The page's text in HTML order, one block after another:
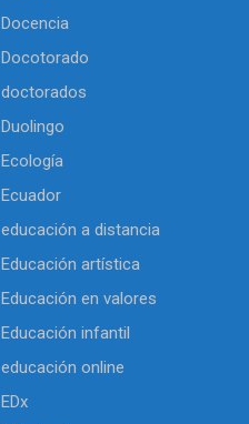
Docencia
Docotorado
doctorados
Duolingo
Ecología
Ecuador
educación a distancia
Educación artística
Educación en valores
Educación infantil
educación online
EDx